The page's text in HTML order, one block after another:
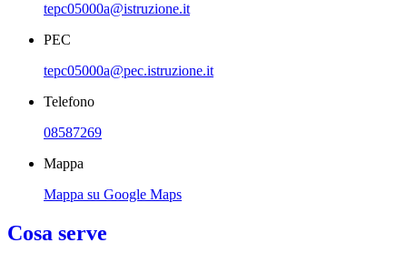
tepc05000a@istruzione.it
PEC
tepc05000a@pec.istruzione.it
Telefono
08587269
Mappa
Mappa su Google Maps
Cosa serve